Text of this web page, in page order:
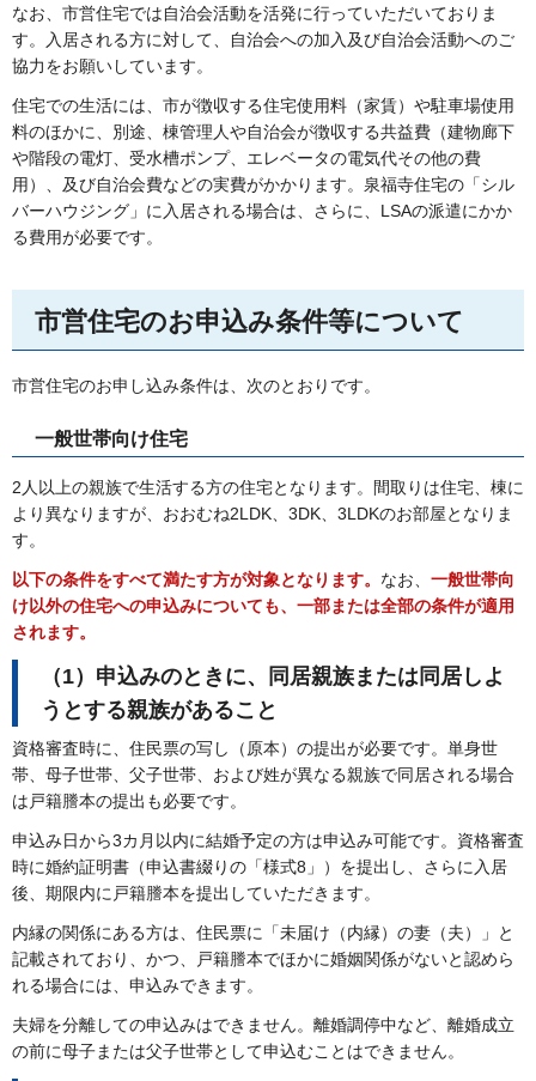
なお、市営住宅では自治会活動を活発に行っていただいておりま
す。入居される方に対して、自治会への加入及び自治会活動へのご
協力をお願いしています。
住宅での生活には、市が徴収する住宅使用料（家賃）や駐車場使用
料のほかに、別途、棟管理人や自治会が徴収する共益費（建物廊下
や階段の電灯、受水槽ポンプ、エレベータの電気代その他の費
用）、及び自治会費などの実費がかかります。泉福寺住宅の「シル
バーハウジング」に入居される場合は、さらに、LSAの派遣にかか
る費用が必要です。
市営住宅のお申込み条件等について
市営住宅のお申し込み条件は、次のとおりです。
一般世帯向け住宅
2人以上の親族で生活する方の住宅となります。間取りは住宅、棟に
より異なりますが、おおむね2LDK、3DK、3LDKのお部屋となりま
す。
以下の条件をすべて満たす方が対象となります。 なお、 一般世帯向
け以外の住宅への申込みについても、一部または全部の条件が適用
されます。
（1）申込みのときに、同居親族または同居しよ
うとする親族があること
資格審査時に、住民票の写し（原本）の提出が必要です。単身世
帯、母子世帯、父子世帯、および姓が異なる親族で同居される場合
は戸籍謄本の提出も必要です。
申込み日から3カ月以内に結婚予定の方は申込み可能です。資格審査
時に婚約証明書（申込書綴りの「様式8」）を提出し、さらに入居
後、期限内に戸籍謄本を提出していただきます。
内縁の関係にある方は、住民票に「未届け（内縁）の妻（夫）」と
記載されており、かつ、戸籍謄本でほかに婚姻関係がないと認めら
れる場合には、申込みできます。
夫婦を分離しての申込みはできません。離婚調停中など、離婚成立
の前に母子または父子世帯として申込むことはできません。